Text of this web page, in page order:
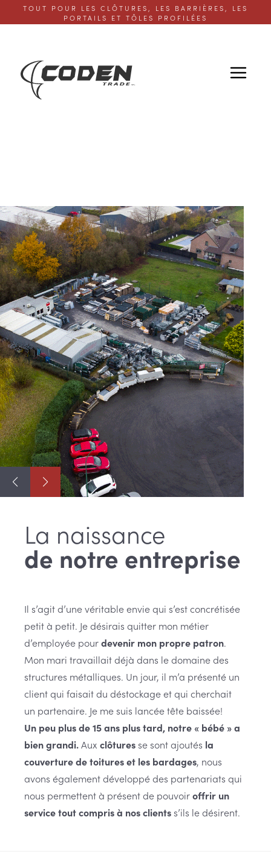
TOUT POUR LES CLÔTURES, LES BARRIÈRES, LES
PORTAILS ET TÔLES PROFILÉES
La naissance
de notre entreprise
Il s’agit d’une véritable envie qui s’est concrétisée
petit à petit. Je désirais quitter mon métier
d’employée pourdevenir mon propre patron.
Mon mari travaillait déjà dans le domaine des
structures métalliques. Un jour, il m’a présenté un
client qui faisait du déstockage et qui cherchait
un partenaire. Je me suis lancée tête baissée!
Un peu plus de 15 ans plus tard, notre « bébé » a
bien grandi.Auxclôtures se sont ajoutés la
couverture de toitures et les bardages, nous
avons également développé des partenariats qui
nous permettent à présent de pouvoiroffrir un
service tout compris à nos clients s’ils le désirent.